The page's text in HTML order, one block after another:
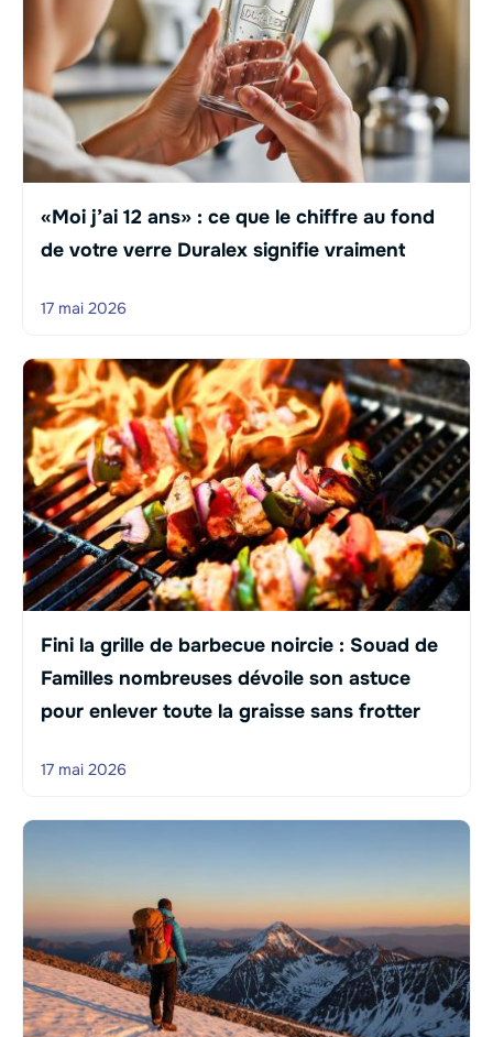
«Moi j’ai 12 ans» : ce que le chiffre au fond
de votre verre Duralex signifie vraiment
17 mai 2026
Fini la grille de barbecue noircie : Souad de
Familles nombreuses dévoile son astuce
pour enlever toute la graisse sans frotter
17 mai 2026